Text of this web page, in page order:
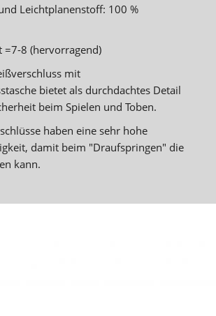
Leichtplanenstoff: 100 %
=7-8 (hervorragend)
mit
bietet als durchdachtes Detail
beim Spielen und Toben.
haben eine sehr hohe
damit beim "Draufspringen" die
kann.